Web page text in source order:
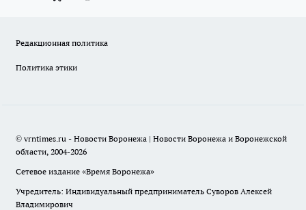
Редакционная политика
Политика этики
© vrntimes.ru - Новости Воронежа | Новости Воронежа и Воронежской
области, 2004-2026
Сетевое издание «Время Воронежа»
Учредитель: Индивидуальный предприниматель Суворов Алексей
Владимирович